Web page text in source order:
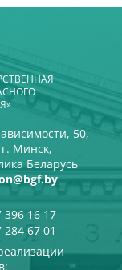
50,
Минск,
Беларусь
396 16 17
284 67 01